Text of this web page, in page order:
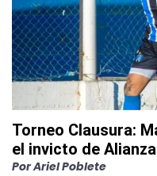
Torneo Clausura:
el invicto de Alianza
PorAriel Poblete